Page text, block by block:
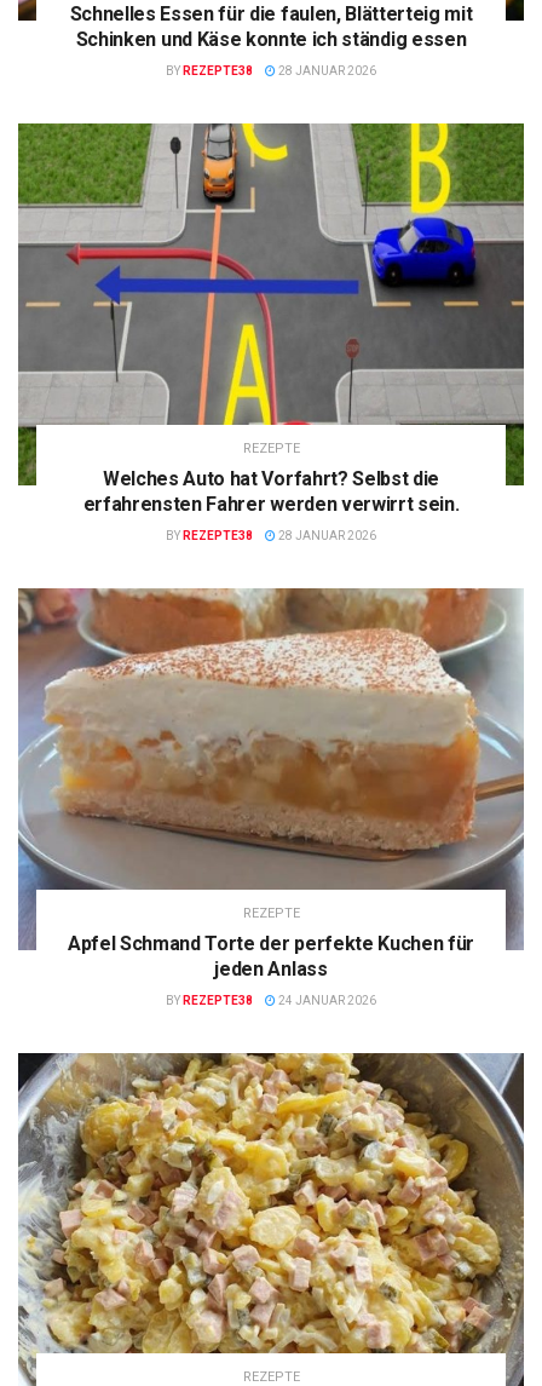
Schnelles Essen für die faulen, Blätterteig mit
Schinken und Käse konnte ich ständig essen
BY REZEPTE38 28 JANUAR 2026
REZEPTE
Welches Auto hat Vorfahrt? Selbst die
erfahrensten Fahrer werden verwirrt sein.
BY REZEPTE38 28 JANUAR 2026
REZEPTE
Apfel Schmand Torte der perfekte Kuchen für
jeden Anlass
BY REZEPTE38 24 JANUAR 2026
REZEPTE